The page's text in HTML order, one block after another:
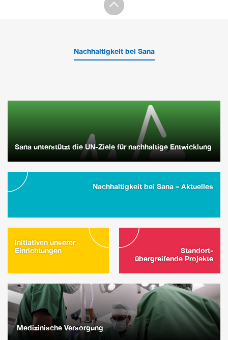
Nachhaltigkeit bei Sana
Sana unterstützt die UN-Ziele für nachhaltige Entwicklung
Nachhaltigkeit bei Sana – Aktuelles
Initiativen unserer
Einrichtungen
Standort-
übergreifende Projekte
Medizinische Versorgung